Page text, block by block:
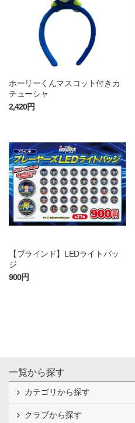
ホーリーくんマスコット付きカ
チューシャ
2,420円
【ブラインド】LEDライトバッ
ジ
900円
一覧から探す
カテゴリから探す
クラブから探す